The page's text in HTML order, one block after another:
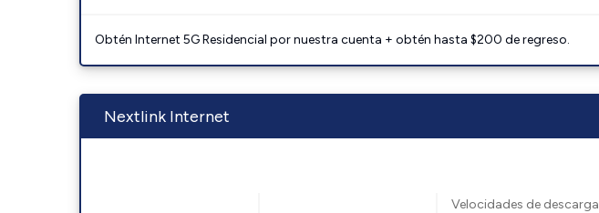
Obtén Internet 5G Residencial por nuestra cuenta + obtén hasta $200 de regreso.
Nextlink Internet
Velocidades de descarga